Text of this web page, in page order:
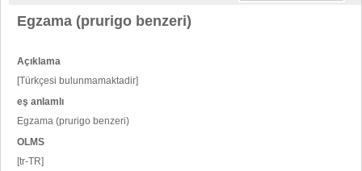
Egzama (prurigo benzeri)
Açıklama
[Türkçesi bulunmamaktadir]
eş anlamlı
Egzama (prurigo benzeri)
OLMS
[tr-TR]